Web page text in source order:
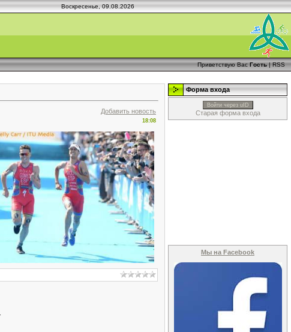
Воскресенье, 09.08.2026
Приветствую Вас Гость|RSS
Добавить новость
18:08
Форма входа
Войти через uID
Старая форма входа
Мы на Facebook